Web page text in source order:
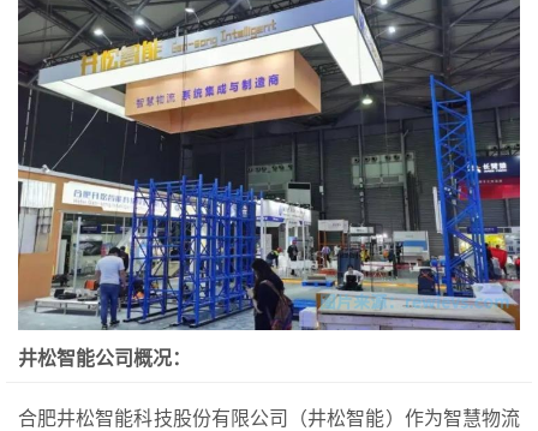
井松智能公司概况：
合肥井松智能科技股份有限公司（井松智能）作为智慧物流